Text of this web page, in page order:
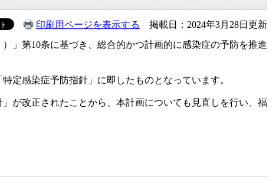
印刷用ページを表示する
掲載日：2024年3月28日更新
」第10条に基づき、総合的かつ計画的に感染症の予防を推進
定感染症予防指針」に即したものとなっています。
が改正されたことから、本計画についても見直しを行い、福